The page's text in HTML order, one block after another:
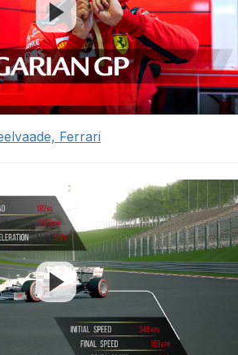
Ferrari